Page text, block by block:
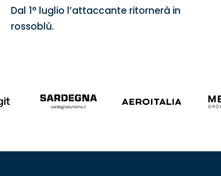
Dal 1° luglio l’attaccante ritornerà in
rossoblù.